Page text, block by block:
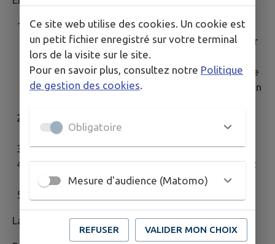
Je remplis ma pré-demande en ligne.Si vous ne
faites pas la pré-demande, vous devrez remplir
leformulairequi vous sera remis au guichet.
C'est un formulaire cartonné qui ne peut pas être
téléchargé. Il doit être rempli à l'encre noire et en
ma situation.
Je prends rendez-vous dans la mairie choisie.
Je viens au rendez-vous avec la pré-demande et
toutes les pièces justificatives.
La présence du demandeur est indispensable.
Ce site web utilise des cookies. Un cookie est
un petit fichier enregistré sur votre terminal
lors de la visite sur le site.
Pour en savoir plus, consultez notre Politique
de gestion des cookies
Obligatoire
Mesure d'audience (Matomo)
REFUSER VALIDER MON CHOIX